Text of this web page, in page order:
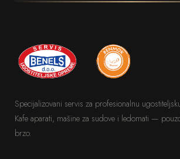
Specijalizovani servis za profesionalnu
Kafe aparati, mašine za sudove i ledomati —
brzo.